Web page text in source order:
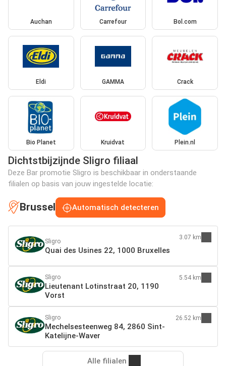
Auchan Carrefour Bol.com
Eldi GAMMA Crack
Bio Planet Kruidvat Plein.nl
Dichtstbijzijnde Sligro filiaal
Deze Bar promotie Sligro is beschikbaar in onderstaande
filialen op basis van jouw ingestelde locatie:
Brussel Automatisch detecteren
Sligro
Quai des Usines 22, 1000 Bruxelles
3.07 km
Sligro
Lieutenant Lotinstraat 20, 1190
Vorst
5.54 km
Sligro
Mechelsesteenweg 84, 2860 Sint-
Katelijne-Waver
26.52 km
Alle filialen